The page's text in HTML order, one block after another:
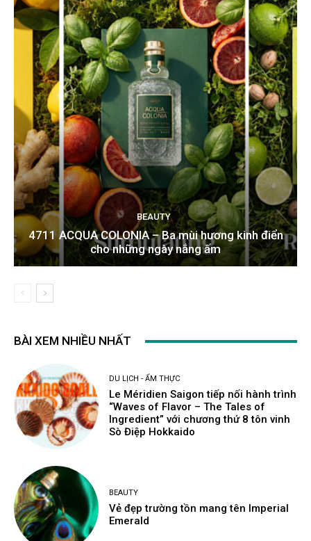
BEAUTY
4711 ACQUA COLONIA – Ba mùi hương kinh điển
cho những ngày nắng ấm
BÀI XEM NHIỀU NHẤT
DU LỊCH - ẨM THỰC
Le Méridien Saigon tiếp nối hành trình
“Waves of Flavor – The Tales of
Ingredient” với chương thứ 8 tôn vinh
Sò Điệp Hokkaido
BEAUTY
Vẻ đẹp trường tồn mang tên Imperial
Emerald